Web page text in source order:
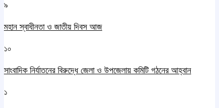
৯
মহান স্বাধীনতা ও জাতীয় দিবস আজ
১০
সাংবাদিক নির্যাতনের বিরুদ্ধে জেলা ও উপজেলায় কমিটি গঠনের আহ্বান
১